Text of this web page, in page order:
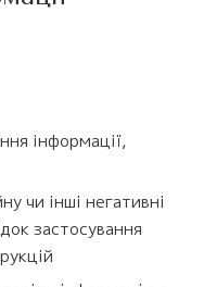
інформації,
чи інші негативні
застосування